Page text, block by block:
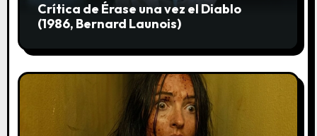
Crítica de Érase una vez el Diablo
(1986, Bernard Launois)